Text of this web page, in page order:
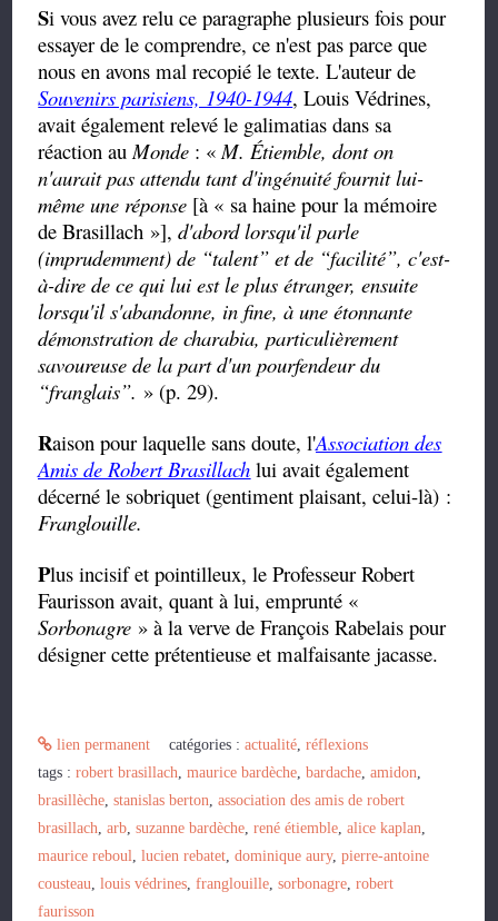
Si vous avez relu ce paragraphe plusieurs fois pour
essayer de le comprendre, ce n'est pas parce que
nous en avons mal recopié le texte. L'auteur de
Souvenirs parisiens, 1940-1944, Louis Védrines,
avait également relevé le galimatias dans sa
réaction au Monde : « M. Étiemble, dont on
n'aurait pas attendu tant d'ingénuité fournit lui-
même une réponse [à « sa haine pour la mémoire
de Brasillach »],d'abord lorsqu'il parle
(imprudemment) de “talent” et de “facilité”, c'est-
à-dire de ce qui lui est le plus étranger, ensuite
lorsqu'il s'abandonne, in fine, à une étonnante
démonstration de charabia, particulièrement
savoureuse de la part d'un pourfendeur du
“franglais”. » (p. 29).
Raison pour laquelle sans doute, l'Association des
Amis de Robert Brasillach lui avait également
décerné le sobriquet (gentiment plaisant, celui-là) :
Franglouille.
Plus incisif et pointilleux, le Professeur Robert
Faurisson avait, quant à lui, emprunté «
Sorbonagre » à la verve de François Rabelais pour
désigner cette prétentieuse et malfaisante jacasse.
lien permanent catégories :actualité,réflexions
tags :robert brasillach,maurice bardèche,bardache,amidon,
brasillèche,stanislas berton,association des amis de robert
brasillach,arb,suzanne bardèche,rené étiemble,alice kaplan,
maurice reboul,lucien rebatet,dominique aury,pierre-antoine
cousteau,louis védrines,franglouille,sorbonagre,robert
faurisson